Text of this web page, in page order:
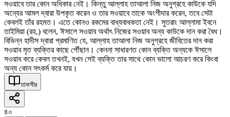
সওয়াবে তার কোন অধিকার নেই। কিন্তু আল্লাহ তাআলা নিজ অনুগ্রহে কাউকে যদি
অন্যের আমল দ্বারা উপকৃত করেন ও তার সওয়াবে তাকে অংশীদার করেন, তবে সেটা
কেবলই তাঁর রহমত। এতে কোনও রকমের বাধ্যবাধকতা নেই। সুতরাং আল্লামা ইবনে
তাইমিয়া (রহ.) বলেন, ঈসালে সওয়াব অর্থাৎ নিজের সওয়াব অন্য কাউকে দান করা বৈধ।
বিভিন্ন হাদীস দ্বারা প্রমাণিত যে, আল্লাহ তাআলা নিজ অনুগ্রহে জীবিতের দান করা
সওয়াব মৃত ব্যক্তির কাছে পৌঁছান। কেননা সাধারণত কোন ব্যক্তি অন্যকে ঈসালে
সওয়াব করে কেবল তখনই, যখন সেই ব্যক্তি তার সাথে কোন ভালো আচরণ করে কিংবা
অন্য কোন সৎকর্ম করে যায়।
তাফসীর
৪০